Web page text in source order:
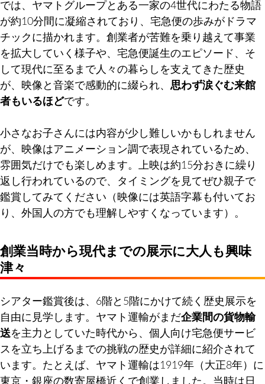
では、ヤマトグループとある一家の4世代にわたる物語
が約10分間に凝縮されており、宅急便の歩みがドラマ
チックに描かれます。創業者が苦難を乗り越えて事業
を拡大していく様子や、宅急便誕生のエピソード、そ
して現代に至るまで人々の暮らしを支えてきた歴史
が、映像と音楽で感動的に綴られ、 思わず涙ぐむ来館
者もいるほどです。
小さなお子さんには内容が少し難しいかもしれません
が、映像はアニメーション調で表現されているため、
雰囲気だけでも楽しめます。上映は約15分おきに繰り
返し行われているので、タイミングを見てぜひ親子で
鑑賞してみてください（映像には英語字幕も付いてお
り、外国人の方でも理解しやすくなっています）。
創業当時から現代までの展示に大人も興味
津々
シアター鑑賞後は、6階と5階にかけて続く歴史展示を
自由に見学します。ヤマト運輸がまだ企業間の貨物輸
送を主力としていた時代から、個人向け宅急便サービ
スを立ち上げるまでの挑戦の歴史が詳細に紹介されて
います。たとえば、ヤマト運輸は1919年（大正8年）に
東京・銀座の数寄屋橋近くで創業しました。当時は日